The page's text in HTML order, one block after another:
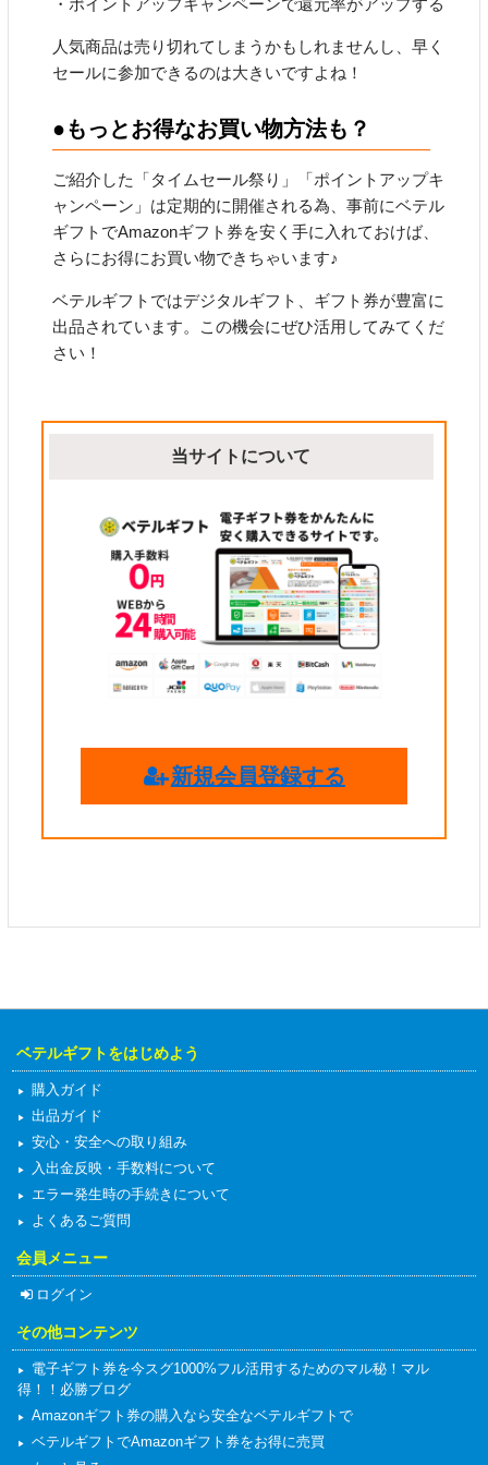
・ポイントアップキャンペーンで還元率がアップする
人気商品は売り切れてしまうかもしれませんし、早く
セールに参加できるのは大きいですよね！
●もっとお得なお買い物方法も？
ご紹介した「タイムセール祭り」「ポイントアップキ
ャンペーン」は定期的に開催される為、事前にベテル
ギフトでAmazonギフト券を安く手に入れておけば、
さらにお得にお買い物できちゃいます♪
ベテルギフトではデジタルギフト、ギフト券が豊富に
出品されています。この機会にぜひ活用してみてくだ
さい！
当サイトについて
新規会員登録する
ベテルギフトをはじめよう
購入ガイド
出品ガイド
安心・安全への取り組み
入出金反映・手数料について
エラー発生時の手続きについて
よくあるご質問
会員メニュー
ログイン
その他コンテンツ
電子ギフト券を今スグ1000%フル活用するためのマル秘！マル
得！！必勝ブログ
Amazonギフト券の購入なら安全なベテルギフトで
ベテルギフトでAmazonギフト券をお得に売買